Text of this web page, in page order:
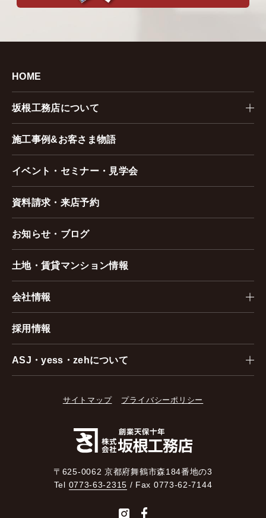
HOME
坂根工務店について
施工事例&お客さま物語
イベント・セミナー・見学会
資料請求・来店予約
お知らせ・ブログ
土地・賃貸マンション情報
会社情報
採用情報
ASJ・yess・zehについて
サイトマップ プライバシーポリシー
〒625-0062 京都府舞鶴市森184番地の3
Tel 0773-63-2315 / Fax 0773-62-7144